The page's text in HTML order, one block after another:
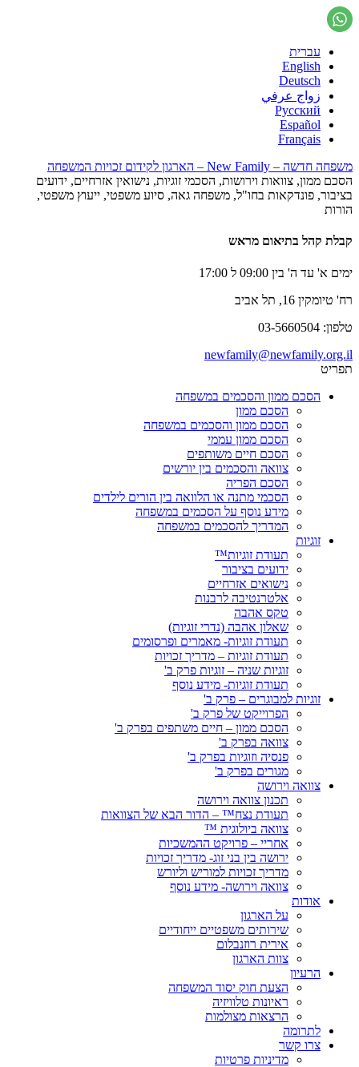
עברית
English
Deutsch
زواج عرفي
Русский
Español
Français
משפחה חדשה – New Family – הארגון לקידום זכויות המשפחה
הסכם ממון, צוואות וירושות, הסכמי זוגיות, נישואין אזרחיים, ידועים
בציבור, פונדקאות בחו"ל, משפחה גאה, סיוע משפטי, ייעוץ משפטי,
הורות
קבלת קהל בתיאום מראש
ימים א' עד ה' בין 09:00 ל 17:00
רח' טיומקין 16, תל אביב
טלפון: 03-5660504
newfamily@newfamily.org.il
תפריט
הסכם ממון והסכמים במשפחה
הסכם ממון
הסכם ממון והסכמים במשפחה
הסכם ממון עממי
הסכם חיים משותפים
צוואה והסכמים בין יורשים
הסכם הפריה
הסכמי מתנה או הלוואה בין הורים לילדים
מידע נוסף על הסכמים במשפחה
המדריך להסכמים במשפחה
זוגיות
תעודת זוגיות™
ידועים בציבור
נישואים אזרחיים
אלטרנטיבה לרבנות
טקס אהבה
שאלון אהבה (נדרי זוגיות)
תעודת זוגיות- מאמרים ופרסומים
תעודת זוגיות – מדריך זכויות
זוגיות שניה – זוגיות פרק ב'
תעודת זוגיות- מידע נוסף
זוגיות למבוגרים – פרק ב'
הפרוייקט של פרק ב'
הסכם ממון – חיים משתפים בפרק ב'
צוואה בפרק ב'
פנסיה וזוגיות בפרק ב'
מגורים בפרק ב'
צוואה וירושה
תכנון צוואה וירושה
תעודת נצח™ – הדור הבא של הצוואות
צוואה ביולוגית ™
אחריי – פרויקט ההמשכיות
ירושה בין בני זוג- מדריך זכויות
מדריך זכויות למוריש וליורש
צוואה וירושה- מידע נוסף
אודות
על הארגון
שירותים משפטיים ייחודיים
אירית רוזנבלום
צוות הארגון
הרעיון
הצעת חוק יסוד המשפחה
ראיונות טלוויזיה
הרצאות מצולמות
לתרומה
צרו קשר
מדיניות פרטיות